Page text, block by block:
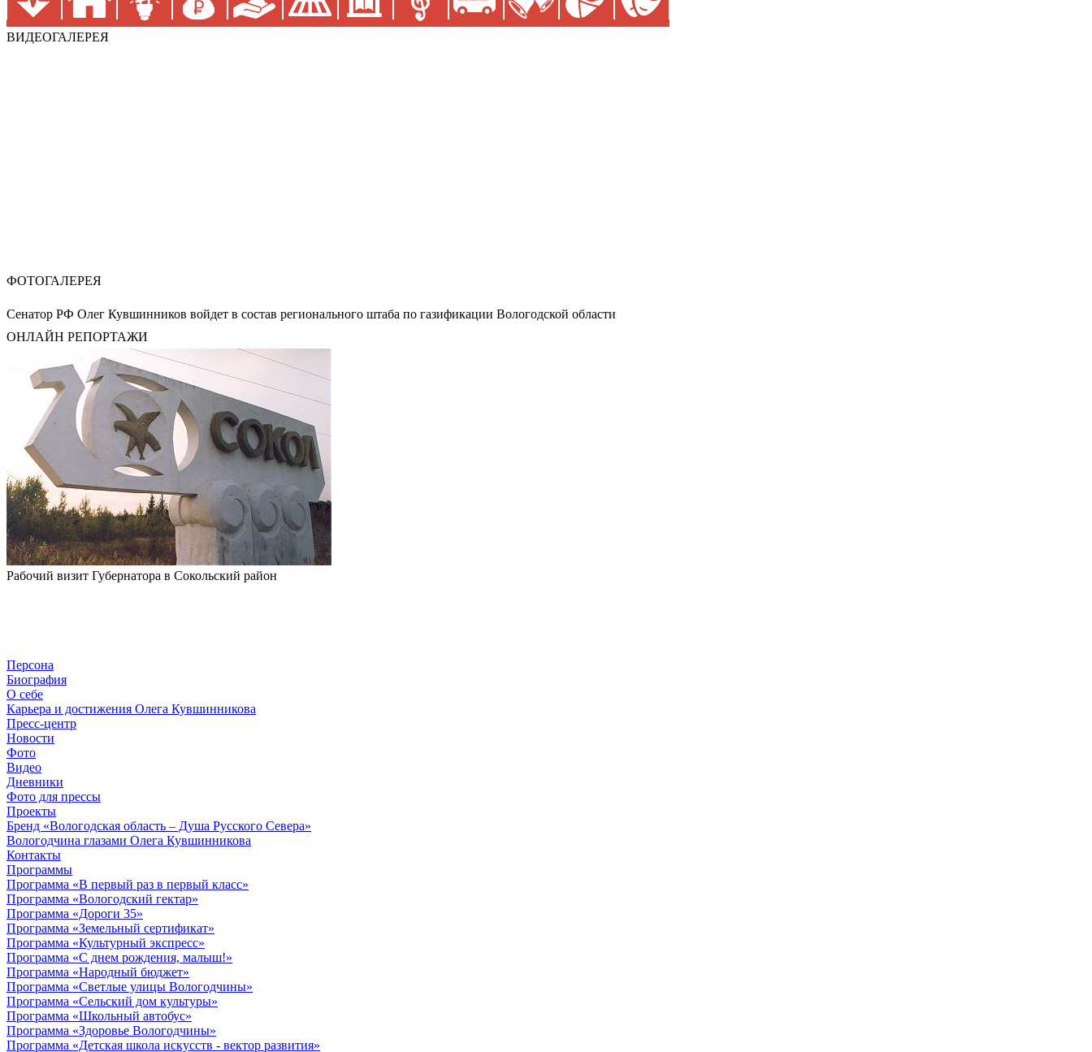
ВИДЕОГАЛЕРЕЯ
ФОТОГАЛЕРЕЯ
Сенатор РФ Олег Кувшинников войдет в состав регионального штаба по газификации Вологодской области
ОНЛАЙН РЕПОРТАЖИ
Рабочий визит Губернатора в Сокольский район
Персона
Биография
О себе
Карьера и достижения Олега Кувшинникова
Пресс-центр
Новости
Фото
Видео
Дневники
Фото для прессы
Проекты
Бренд «Вологодская область – Душа Русского Севера»
Вологодчина глазами Олега Кувшинникова
Контакты
Программы
Программа «В первый раз в первый класс»
Программа «Вологодский гектар»
Программа «Дороги 35»
Программа «Земельный сертификат»
Программа «Культурный экспресс»
Программа «С днем рождения, малыш!»
Программа «Народный бюджет»
Программа «Светлые улицы Вологодчины»
Программа «Сельский дом культуры»
Программа «Школьный автобус»
Программа «Здоровье Вологодчины»
Программа «Детская школа искусств - вектор развития»